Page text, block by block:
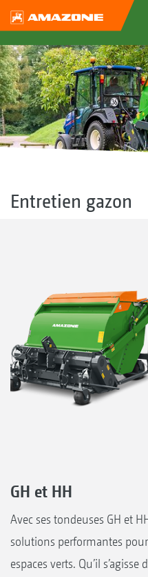
Entretien gazon
GH et HH
Avec ses tondeuses GH et
solutions performantes
espaces verts. Qu’il